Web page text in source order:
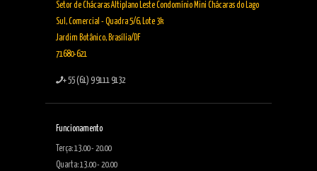
Setor de Chácaras Altiplano Leste Condomínio Mini Chácaras do Lago
Sul, Comercial - Quadra 5/6, Lote 3k
Jardim Botânico, Brasília/DF
71680-621
+ 55 (61) 9 9111 9132
Funcionamento
Terça: 13.00 - 20.00
Quarta: 13.00 - 20.00